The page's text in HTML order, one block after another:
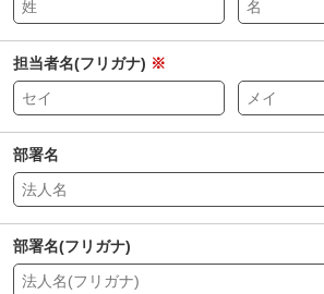
担当者名(フリガナ) ※
部署名
部署名(フリガナ)